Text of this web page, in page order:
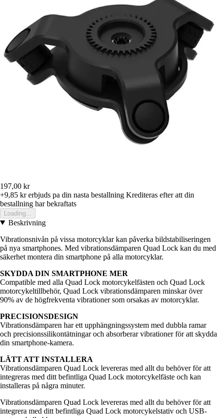
197,00 kr
+9,85 krerbjuds pa din nasta bestallning Krediteras efter att din
bestallning har bekraftats
Loading...
Beskrivning
Vibrationsnivån på vissa motorcyklar kan påverka bildstabiliseringen
på nya smartphones. Med vibrationsdämparen Quad Lock kan du med
säkerhet montera din smartphone på alla motorcyklar.
SKYDDA DIN SMARTPHONE MER
Compatible med alla Quad Lock motorcykelfästen och Quad Lock
motorcykeltillbehör, Quad Lock vibrationsdämparen minskar över
90% av de högfrekventa vibrationer som orsakas av motorcyklar.
PRECISIONSDESIGN
Vibrationsdämparen har ett upphängningssystem med dubbla ramar
och precisionssilikontätningar och absorberar vibrationer för att skydda
din smartphone-kamera.
LÄTT ATT INSTALLERA
Vibrationsdämparen Quad Lock levereras med allt du behöver för att
integreras med ditt befintliga Quad Lock motorcykelfäste och kan
installeras på några minuter.
Vibrationsdämparen Quad Lock levereras med allt du behöver för att
integrera med ditt befintliga Quad Lock motorcykelstativ och USB-